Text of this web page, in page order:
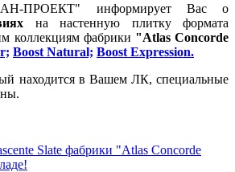
ПРОЕКТ" информирует Вас о
на настенную плитку формата
коллекциям фабрики "Atlas Concorde
Boost Natural; Boost Expression.
находится в Вашем ЛК, специальные
Slate фабрики "Atlas Concorde